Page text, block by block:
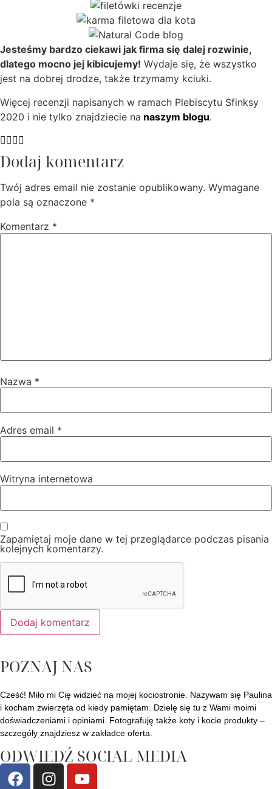
Jesteśmy bardzo ciekawi jak firma się dalej rozwinie,
dlatego mocno jej kibicujemy! Wydaje się, że wszystko
jest na dobrej drodze, także trzymamy kciuki.
Więcej recenzji napisanych w ramach Plebiscytu Sfinksy
2020 i nie tylko znajdziecie na naszym blogu.
Dodaj komentarz
Twój adres email nie zostanie opublikowany. Wymagane
pola są oznaczone *
Komentarz *
Nazwa *
Adres email *
Witryna internetowa
Zapamiętaj moje dane w tej przeglądarce podczas pisania
kolejnych komentarzy.
POZNAJ NAS
Cześć! Miło mi Cię widzieć na mojej kociostronie. Nazywam się Paulina
i kocham zwierzęta od kiedy pamiętam. Dzielę się tu z Wami moimi
doświadczeniami i opiniami. Fotografuję także koty i kocie produkty –
szczegóły znajdziesz w zakładce oferta
ODWIEDŹ SOCIAL MEDIA